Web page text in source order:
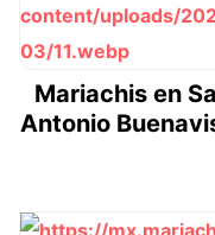
Mariachis en
Antonio